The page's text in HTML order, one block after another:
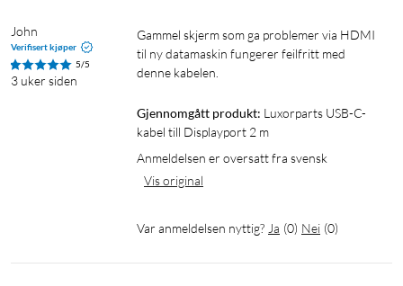
John
Verifisert kjøper
5/5
3 uker siden
Gammel skjerm som ga problemer via HDMI
til ny datamaskin fungerer feilfritt med
denne kabelen.
Gjennomgått produkt: Luxorparts USB-C-
kabel till Displayport 2 m
Anmeldelsen er oversatt fra svensk
Vis original
Var anmeldelsen nyttig? Ja (0) Nei (0)